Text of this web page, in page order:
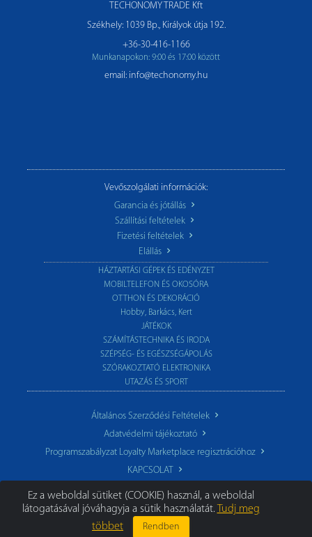
TECHONOMY TRADE Kft
Székhely: 1039 Bp., Királyok útja 192.
+36-30-416-1166
Munkanapokon: 9:00 és 17:00 között
email: info@techonomy.hu
Vevőszolgálati információk:
Garancia és jótállás
Szállítási feltételek
Fizetési feltételek
Elállás
HÁZTARTÁSI GÉPEK ÉS EDÉNYZET
MOBILTELEFON ÉS OKOSÓRA
OTTHON ÉS DEKORÁCIÓ
Hobby, Barkács, Kert
JÁTÉKOK
SZÁMÍTÁSTECHNIKA ÉS IRODA
SZÉPSÉG- ÉS EGÉSZSÉGÁPOLÁS
SZÓRAKOZTATÓ ELEKTRONIKA
UTAZÁS ÉS SPORT
Általános Szerződési Feltételek
Adatvédelmi tájékoztató
Programszabályzat Loyalty Marketplace regisztrációhoz
KAPCSOLAT
© 2026 TechoStore.hu|Minden jog fenntartva.
Ez a weboldal sütiket (COOKIE) használ, a weboldal
látogatásával jóváhagyja a sütik használatát.
Tudj meg
többet
Rendben